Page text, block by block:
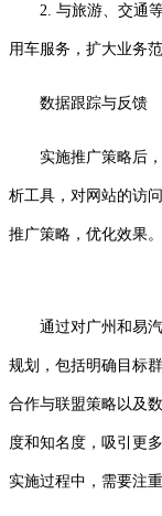
2. 与旅游、交通等
用车服务，扩大业务范
数据跟踪与反馈
实施推广策略后
析工具，对网站的访
推广策略，优化效果。
通过对广州和易汽
规划，包括明确目标
合作与联盟策略以及
度和知名度，吸引更
实施过程中，需要注